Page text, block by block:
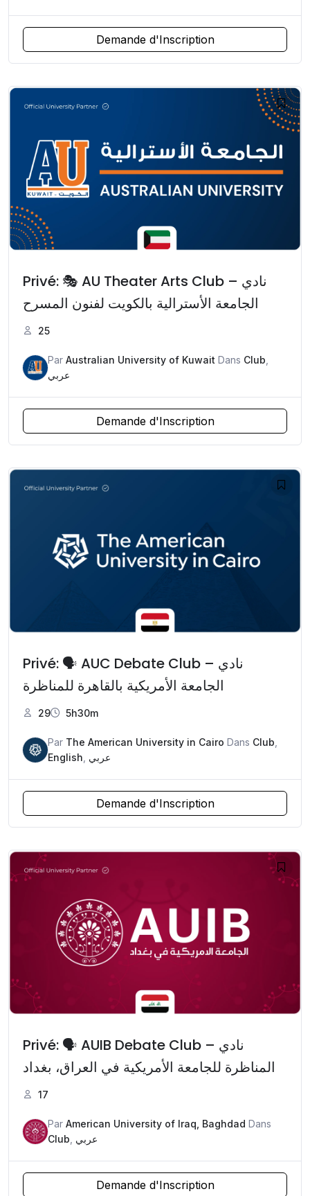
Demande d'Inscription
Privé: 🎭 AU Theater Arts Club – نادي
الجامعة الأسترالية بالكويت لفنون المسرح
25
Par Australian University of Kuwait Dans Club
عربي
Demande d'Inscription
Privé: 🗣️ AUC Debate Club – نادي
الجامعة الأمريكية بالقاهرة للمناظرة
29 5h30m
Par The American University in Cairo Dans Club
English عربي
Demande d'Inscription
Privé: 🗣️ AUIB Debate Club – نادي
المناظرة للجامعة الأمريكية في العراق، بغداد
17
Par American University of Iraq, Baghdad Dans
Club عربي
Demande d'Inscription